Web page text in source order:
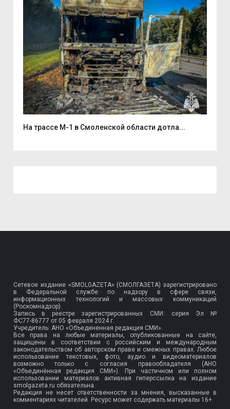
На трассе М-1 в Смоленской области дотла...
Сетевое издание «SMOLGAZETA» (СМОЛГАЗЕТА) зарегистрировано
в Федеральной службе по надзору в сфере связи,
информационных технологий и массовых коммуникаций
(Роскомнадзор).
Запись в реестре зарегистрированных СМИ: серия Эл №
ФС77-86777 от 05 февраля 2024 г.
Учредитель: АНО «Объединенная редакция СМИ».
Все права на любые материалы, опубликованные на сайте,
защищены в соответствии с российским и международным
законодательством об авторском праве и смежных правах. Любое
использование текстовых, фото, аудио и видеоматериалов
возможно только с согласия правообладателя (АНО
«Объединённая редакция СМИ»). При частичном или полном
использовании материалов активная гиперссылка на издание
smolgazeta.ru обязательна.
Редакция не несет ответственности за мнения, высказанные в
комментариях читателей. Ресурс может содержать материалы 16+.